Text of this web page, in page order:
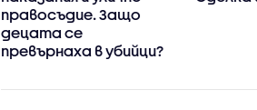
правосъдие. Защо
децата се
превърнаха в убийци?